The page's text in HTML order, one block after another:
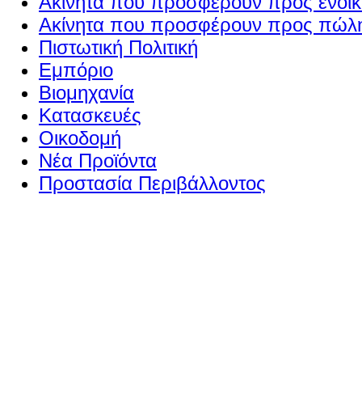
Ακίνητα που προσφέρουν προς
Πιστωτική Πολιτική
Εμπόριο
Βιομηχανία
Κατασκευές
Οικοδομή
Νέα Προϊόντα
Προστασία Περιβάλλοντος